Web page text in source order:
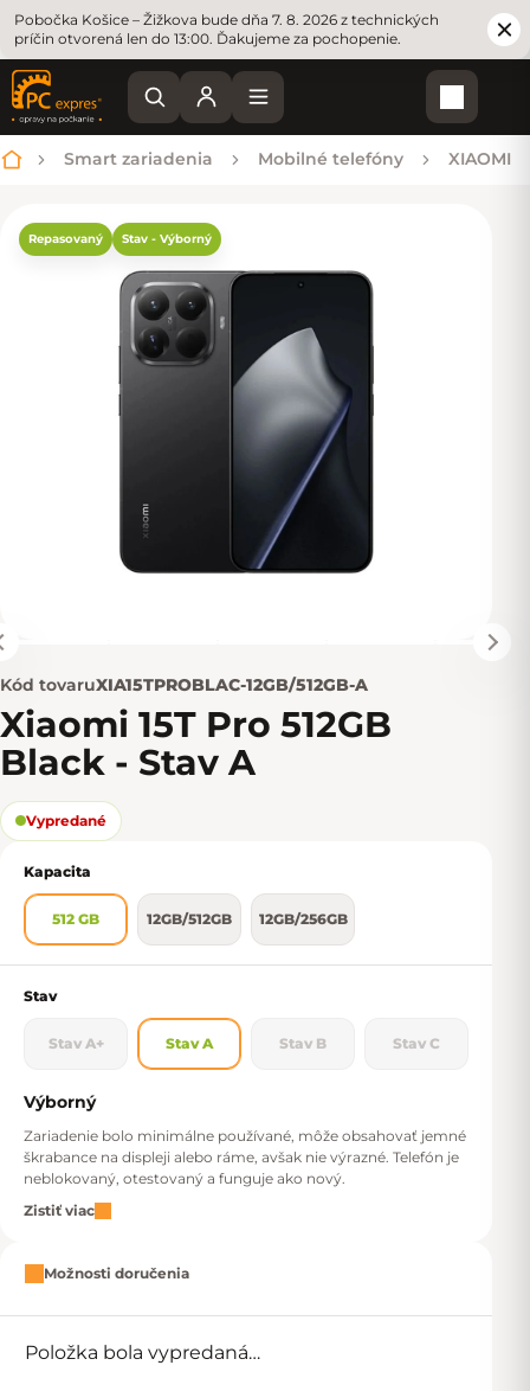
Pobočka Košice – Žižkova bude dňa 7. 8. 2026 z technických
príčin otvorená len do 13:00. Ďakujeme za pochopenie.
Domov
Smart zariadenia Mobilné telefóny XIAOMI
Repasovaný Stav - Výborný
Kód tovaruXIA15TPROBLAC-12GB/512GB-A
Xiaomi 15T Pro 512GB
Black - Stav A
Vypredané
Kapacita
512 GB 12GB/512GB 12GB/256GB
Stav
Stav A+ Stav A Stav B Stav C
Výborný
Zariadenie bolo minimálne používané, môže obsahovať jemné
škrabance na displeji alebo ráme, avšak nie výrazné. Telefón je
neblokovaný, otestovaný a funguje ako nový.
Zistiť viac
Možnosti doručenia
Položka bola vypredaná…